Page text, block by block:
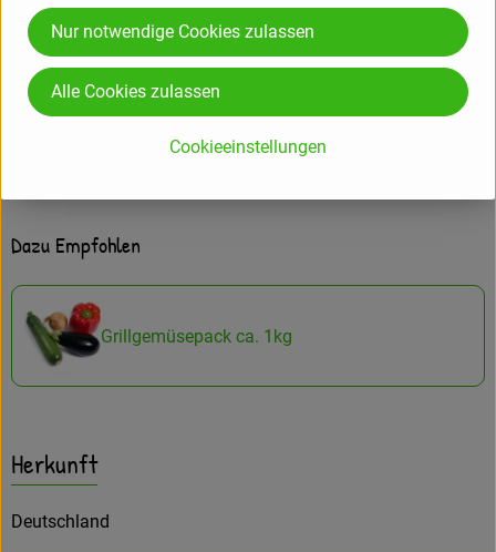
Zutaten
Produktdatenblatt
Dazu Empfohlen
Grillgemüsepack ca. 1kg
Herkunft
Deutschland
Cookieeinstellungen
Nur notwendige Cookies zulassen
Alle Cookies zulassen